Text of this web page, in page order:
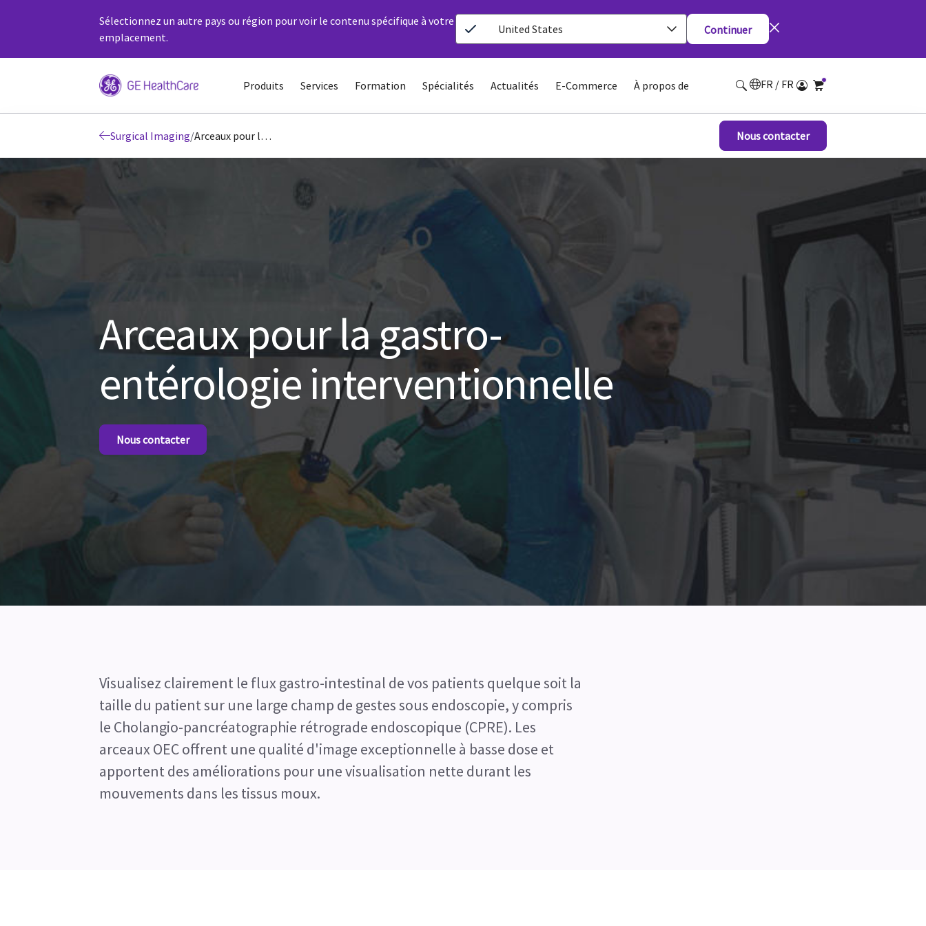
Sélectionnez un autre pays ou région pour voir le contenu spécifique à votre
emplacement.
United States Continuer
Produits Services Formation Spécialités Actualités E-Commerce À propos de FR / FR
Surgical Imaging/ Arceaux pour l’imagerie gastro-intestinale Nous contacter
Arceaux pour la gastro-
entérologie interventionnelle
Nous contacter
Visualisez clairement le flux gastro-intestinal de vos patients quelque soit la
taille du patient sur une large champ de gestes sous endoscopie, y compris
le Cholangio-pancréatographie rétrograde endoscopique (CPRE). Les
arceaux OEC offrent une qualité d'image exceptionnelle à basse dose et
apportent des améliorations pour une visualisation nette durant les
mouvements dans les tissus moux.